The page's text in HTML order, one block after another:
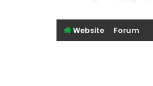
Website Forum